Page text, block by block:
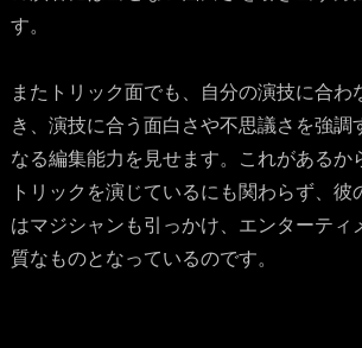
す。
またトリック面でも、自分の演技に合わ
き、演技に合う面白さや不思議さを強調
なる編集能力を見せます。これがあるか
トリックを演じているにも関わらず、彼
はマジシャンも引っかけ、エンターティ
質なものとなっているのです。